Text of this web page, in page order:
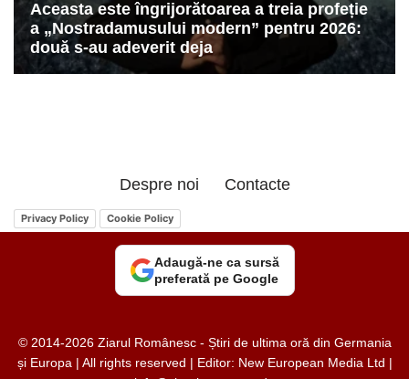
Despre noi Contacte
Privacy Policy Cookie Policy
Adaugă-ne ca sursă
preferată pe Google
© 2014-2026 Ziarul Românesc - Știri de ultima oră din Germania
și Europa | All rights reserved | Editor: New European Media Ltd |